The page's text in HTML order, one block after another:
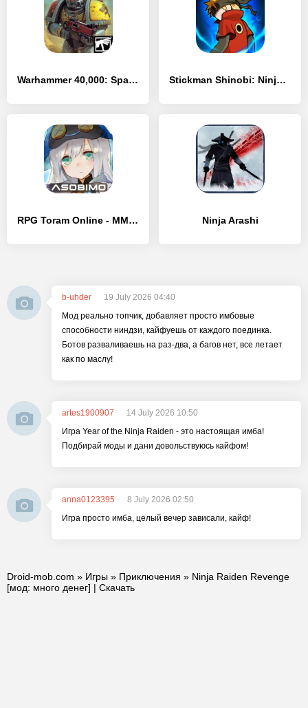
Warhammer 40,000: Space Wolf Stickman Shinobi: Ninja Fight
RPG Toram Online - MMORPG Ninja Arashi
b-uhder
19 July 2026 04:40
Мод реально топчик, добавляет просто имбовые
способности ниндзи, кайфуешь от каждого поединка.
Ботов разваливаешь на раз-два, а багов нет, все летает
как по маслу!
artes1900907
14 July 2026 10:50
Игра Year of the Ninja Raiden - это настоящая имба!
Подбирай моды и дани довольствуюсь кайфом!
anna0123395
8 July 2026 02:50
Игра просто имба, целый вечер зависали, кайф!
Droid-mob.com » Игры » Приключения » Ninja Raiden Revenge
[мод: много денег] | Скачать